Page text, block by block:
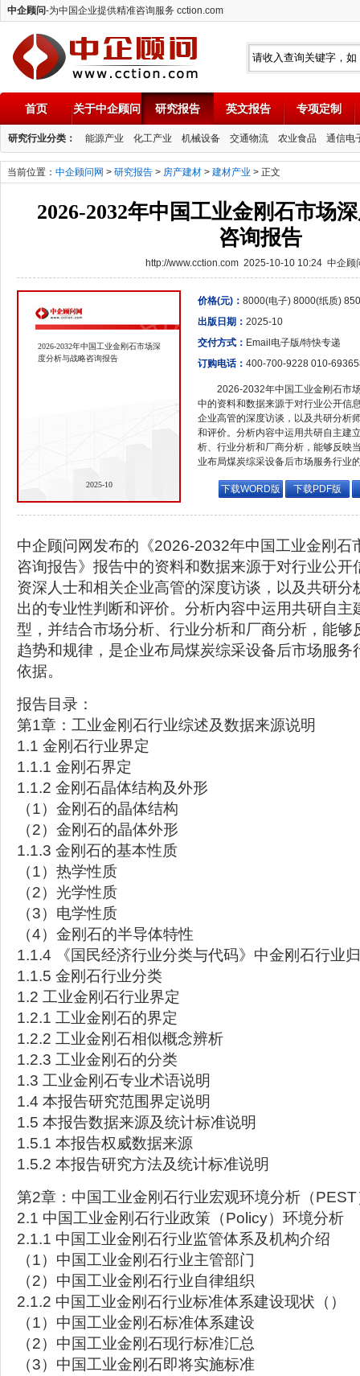
中企顾问-为中国企业提供精准咨询服务 cction.com
中企顾问
首页 关于中企顾问 研究报告 英文报告 专项定制
研究行业分类： 能源产业 化工产业 机械设备 交通物流 农业食品 通信电
当前位置： 中企顾问网 > 研究报告 > 房产建材 > 建材产业 > 正文
2026-2032年中国工业金刚石市场
咨询报告
http://www.cction.com 2025-10-10 10:24 中企顾
2026-2032年中国工业金刚石市场深
度分析与战略咨询报告
2025-10
价格(元)： 8000(电子) 8000(纸质)
出版日期： 2025-10
交付方式： Email电子版/特快专递
订购电话： 400-700-9228 010-
2026-2032年中国工业金刚石市
中的资料和数据来源于对行业公开信
企业高管的深度访谈，以及共研分析
和评价。分析内容中运用共研自主建
析、行业分析和厂商分析，能够反映
业布局煤炭综采设备后市场服务行业
下载WORD版 下载PDF版
中企顾问网发布的《2026-2032年中国工业金刚石
咨询报告》报告中的资料和数据来源于对行业公开
资深人士和相关企业高管的深度访谈，以及共研分
出的专业性判断和评价。分析内容中运用共研自主
型，并结合市场分析、行业分析和厂商分析，能够
趋势和规律，是企业布局煤炭综采设备后市场服务
依据。
报告目录：
第1章：工业金刚石行业综述及数据来源说明
1.1 金刚石行业界定
1.1.1 金刚石界定
1.1.2 金刚石晶体结构及外形
（1）金刚石的晶体结构
（2）金刚石的晶体外形
1.1.3 金刚石的基本性质
（1）热学性质
（2）光学性质
（3）电学性质
（4）金刚石的半导体特性
1.1.4 《国民经济行业分类与代码》中金刚石行业
1.1.5 金刚石行业分类
1.2 工业金刚石行业界定
1.2.1 工业金刚石的界定
1.2.2 工业金刚石相似概念辨析
1.2.3 工业金刚石的分类
1.3 工业金刚石专业术语说明
1.4 本报告研究范围界定说明
1.5 本报告数据来源及统计标准说明
1.5.1 本报告权威数据来源
1.5.2 本报告研究方法及统计标准说明
第2章：中国工业金刚石行业宏观环境分析（PEST
2.1 中国工业金刚石行业政策（Policy）环境分析
2.1.1 中国工业金刚石行业监管体系及机构介绍
（1）中国工业金刚石行业主管部门
（2）中国工业金刚石行业自律组织
2.1.2 中国工业金刚石行业标准体系建设现状（）
（1）中国工业金刚石标准体系建设
（2）中国工业金刚石现行标准汇总
（3）中国工业金刚石即将实施标准